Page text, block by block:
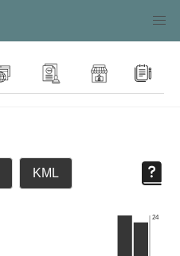
KML
24